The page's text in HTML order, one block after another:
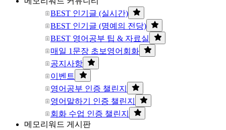
BEST 인기글 (실시간)
BEST 인기글 (명예의 전당)
BEST 영어공부 팁 & 자료실
매일 1문장 초보영어회화
공지사항
이벤트
영어공부 인증 챌린지
영어말하기 인증 챌린지
회화 수업 인증 챌린지
메모리워드 게시판